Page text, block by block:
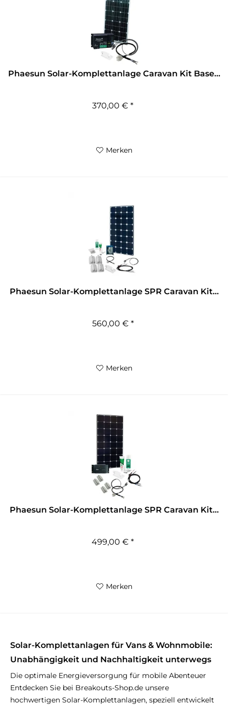
Phaesun Solar-Komplettanlage Caravan Kit Base...
370,00 € *
Merken
Phaesun Solar-Komplettanlage SPR Caravan Kit...
560,00 € *
Merken
Phaesun Solar-Komplettanlage SPR Caravan Kit...
499,00 € *
Merken
Solar-Komplettanlagen für Vans & Wohnmobile:
Unabhängigkeit und Nachhaltigkeit unterwegs
Die optimale Energieversorgung für mobile Abenteuer
Entdecken Sie bei Breakouts-Shop.de unsere
hochwertigen Solar-Komplettanlagen, speziell entwickelt